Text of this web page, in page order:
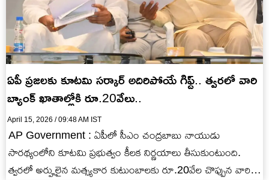
ఏపీ ప్రజలకు కూటమి సర్కార్ అదిరిపోయే గిఫ్ట్.. త్వరలో వారి
బ్యాంక్ ఖాతాల్లోకి రూ.20వేలు..
April 15, 2026 / 09:48 AM IST
AP Government : ఏపీలో సీఎం చంద్రబాబు నాయుడు
సారథ్యంలోని కూటమి ప్రభుత్వం కీలక నిర్ణయాలు తీసుకుంటుంది.
త్వరలో అర్హులైన మత్స్యకార కుటుంబాలకు రూ.20వేల చొప్పున వారి